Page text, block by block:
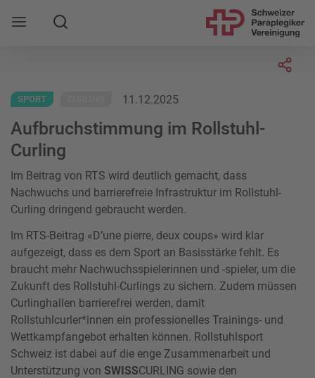
Mobile Navigation öffnen
Suche
SPORT 11.12.2025
Aufbruchstimmung im Rollstuhl-
Curling
Im Beitrag von RTS wird deutlich gemacht, dass
Nachwuchs und barrierefreie Infrastruktur im Rollstuhl-
Curling dringend gebraucht werden.
Im RTS-Beitrag «D’une pierre, deux coups» wird klar
aufgezeigt, dass es dem Sport an Basisstärke fehlt. Es
braucht mehr Nachwuchsspielerinnen und -spieler, um die
Zukunft des Rollstuhl-Curlings zu sichern. Zudem müssen
Curlinghallen barrierefrei werden, damit
Rollstuhlcurler*innen ein professionelles Trainings- und
Wettkampfangebot erhalten können. Rollstuhlsport
Schweiz ist dabei auf die enge Zusammenarbeit und
Unterstützung von SWISSCURLING sowie den